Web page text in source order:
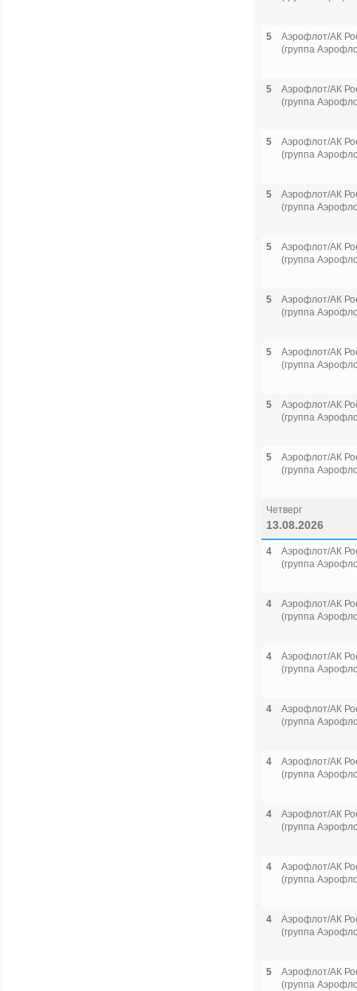
5
Аэрофлот/АК
(группа
5
Аэрофлот/АК
(группа
5
Аэрофлот/АК
(группа
5
Аэрофлот/АК
(группа
5
Аэрофлот/АК
(группа
5
Аэрофлот/АК
(группа
5
Аэрофлот/АК
(группа
5
Аэрофлот/АК
(группа
5
Аэрофлот/АК
(группа
Четверг
13.08.2026
4
Аэрофлот/АК
(группа
4
Аэрофлот/АК
(группа
4
Аэрофлот/АК
(группа
4
Аэрофлот/АК
(группа
4
Аэрофлот/АК
(группа
4
Аэрофлот/АК
(группа
4
Аэрофлот/АК
(группа
4
Аэрофлот/АК
(группа
5
Аэрофлот/АК
(группа